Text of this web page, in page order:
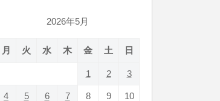
2026年5月
月 火 水 木 金 土 日
1 2 3
4 5 6 7 8 9 10